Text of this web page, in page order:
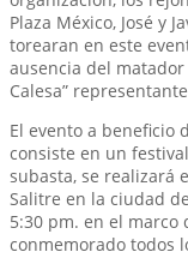
Plaza México, José y
torearan en este
ausencia del matador
Calesa”
El evento a beneficio
consiste en un
subasta, se realizará
Salitre en la ciudad
5:30 pm. en el
conmemorado todos